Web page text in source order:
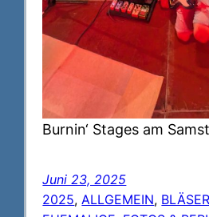
Burnin‘ Stages am
Juni 23, 2025
2025, ALLGEMEIN,